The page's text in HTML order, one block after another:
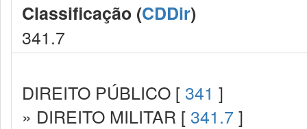
Classificação (CDDir)
341.7
DIREITO PÚBLICO [ 341 ]
» DIREITO MILITAR [ 341.7 ]